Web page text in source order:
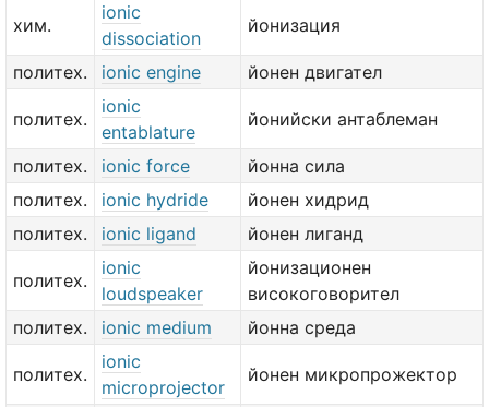
хим.
ionic
dissociation
йонизация
политех. ionic engine йонен двигател
политех.
ionic
entablature
йонийски антаблеман
политех. ionic force
йонна сила
политех.
ionic hydride
йонен хидрид
политех.
ionic ligand йонен лиганд
политех.
ionic
loudspeaker
йонизационен
високоговорител
политех.
ionic medium йонна среда
политех.
ionic
microprojector
йонен микропрожектор